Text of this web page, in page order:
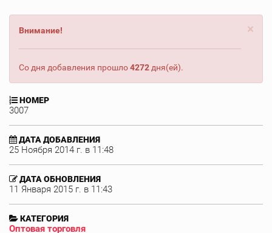
×
Внимание!
Со дня добавления прошло4272 дня(ей).
НОМЕР
3007
ДАТА ДОБАВЛЕНИЯ
25 Ноября 2014 г. в 11:48
ДАТА ОБНОВЛЕНИЯ
11 Января 2015 г. в 11:43
КАТЕГОРИЯ
Оптовая торговля